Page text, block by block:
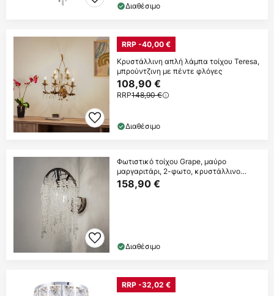
Διαθέσιμο
RRP -40,00 €
Κρυστάλλινη απλή λάμπα τοίχου Teresa,
μπρούντζινη με πέντε φλόγες
108,90 €
RRP148,90 €
Διαθέσιμο
Φωτιστικό τοίχου Grape, μαύρο
μαργαριτάρι, 2-φωτο, κρυστάλλινο
γυαλί
158,90 €
Διαθέσιμο
RRP -32,02 €